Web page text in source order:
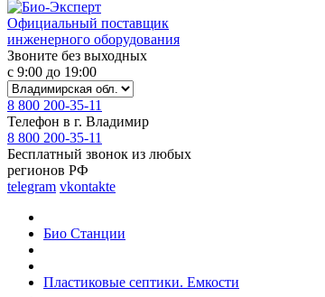
Официальный поставщик
инженерного оборудования
Звоните без выходных
с 9:00 до 19:00
8 800 200-35-11
Телефон в г. Владимир
8 800 200-35-11
Бесплатный звонок из любых
регионов РФ
telegram vkontakte
Био Станции
Пластиковые септики. Емкости